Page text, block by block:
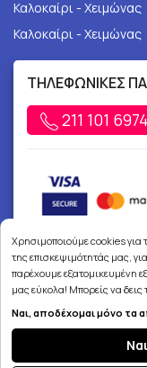
Καλοκαίρι - Χειμώνας
Καλοκαίρι - Χειμώνας
ΤΗΛΕΦΩΝΙΚΕΣ
211 101 6974
Χρησιμοποιούμε cookies για
της επισκεψιμότητάς μας,
παρέχουμε εξατομικευμένη
μας εύκολα! Μπορείς να δεις
Ναι, αποδέχομαι μόνο τα